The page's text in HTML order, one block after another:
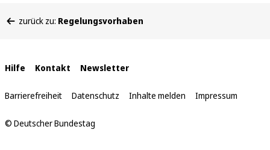
befinden
zurück zu: Regelungsvorhaben
Interne
Links
Hilfe Kontakt Newsletter
Barrierefreiheit Datenschutz Inhalte melden Impressum
© Deutscher Bundestag